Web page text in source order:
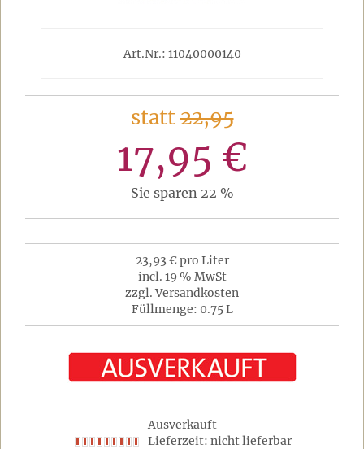
Art.Nr.: 11040000140
statt22,95
17,95 €
Sie sparen 22 %
23,93 € pro Liter
incl. 19 % MwSt
zzgl. Versandkosten
Füllmenge: 0.75 L
Ausverkauft
Lieferzeit: nicht lieferbar